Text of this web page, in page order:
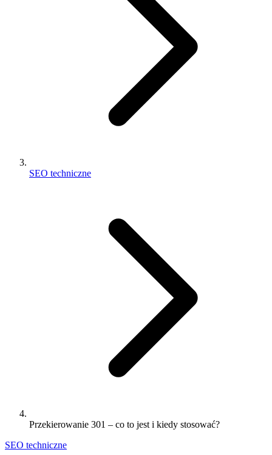
SEO techniczne
Przekierowanie 301 – co to jest i kiedy stosować?
SEO techniczne